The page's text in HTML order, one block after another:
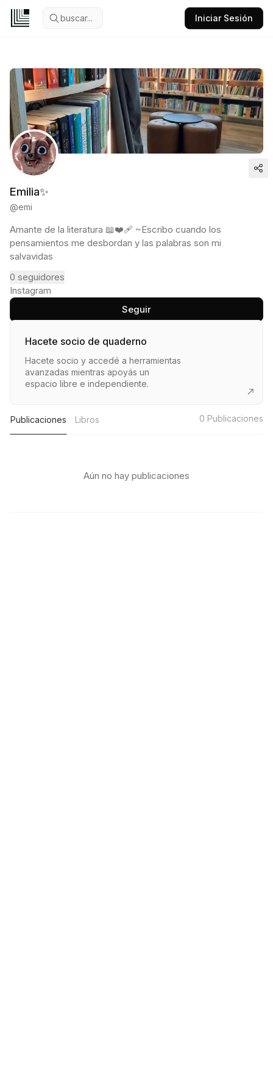
buscar... Iniciar Sesión
Emilia✨️
@emi
Amante de la literatura 📖❤️‍🩹 ~Escribo cuando los
pensamientos me desbordan y las palabras son mi
salvavidas
0 seguidores
Instagram
Seguir
Hacete socio de quaderno
Hacete socio y accedé a herramientas
avanzadas mientras apoyás un
espacio libre e independiente.
Publicaciones Libros 0 Publicaciones
Aún no hay publicaciones